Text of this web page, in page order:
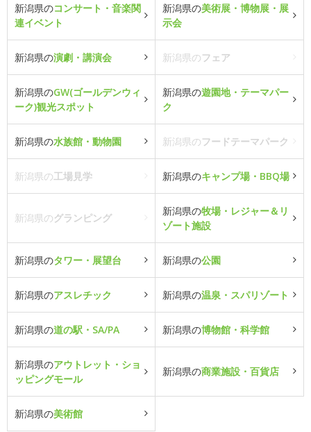
新潟県のコンサート・音楽関
連イベント
新潟県の美術展・博物展・展
示会
新潟県の演劇・講演会 新潟県のフェア
新潟県のGW(ゴールデンウィ
ーク)観光スポット
新潟県の遊園地・テーマパー
ク
新潟県の水族館・動物園 新潟県のフードテーマパーク
新潟県の工場見学 新潟県のキャンプ場・BBQ場
新潟県のグランピング
新潟県の牧場・レジャー＆リ
ゾート施設
新潟県のタワー・展望台 新潟県の公園
新潟県のアスレチック 新潟県の温泉・スパリゾート
新潟県の道の駅・SA/PA 新潟県の博物館・科学館
新潟県のアウトレット・ショ
ッピングモール
新潟県の商業施設・百貨店
新潟県の美術館